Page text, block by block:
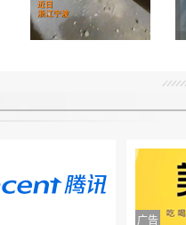
货车载挖掘机上
达标通行